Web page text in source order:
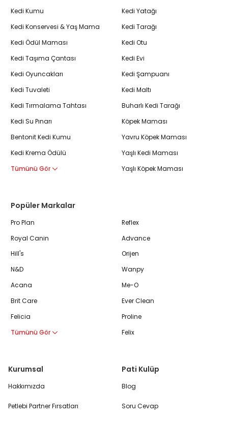
Kedi Kumu
Kedi Konservesi & Yaş Mama
Kedi Ödül Maması
Kedi Taşıma Çantası
Kedi Oyuncakları
Kedi Tuvaleti
Kedi Tırmalama Tahtası
Kedi Su Pınarı
Bentonit Kedi Kumu
Kedi Krema Ödülü
Tümünü Gör
Kedi Yatağı
Kedi Tarağı
Kedi Otu
Kedi Evi
Kedi Şampuanı
Kedi Maltı
Buharlı Kedi Tarağı
Köpek Maması
Yavru Köpek Maması
Yaşlı Kedi Maması
Yaşlı Köpek Maması
Popüler Markalar
Pro Plan
Royal Canin
Hill's
N&D
Acana
Brit Care
Felicia
Tümünü Gör
Reflex
Advance
Orijen
Wanpy
Me-O
Ever Clean
Proline
Felix
Kurumsal
Hakkımızda
Petlebi Partner Fırsatları
Pati Kulüp
Blog
Soru Cevap